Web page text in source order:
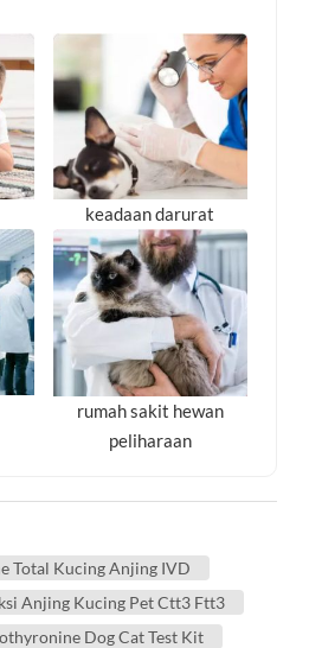
keadaan darurat
rumah sakit hewan
peliharaan
Total Kucing Anjing IVD
Anjing Kucing Pet Ctt3 Ftt3
Dog Cat Test Kit